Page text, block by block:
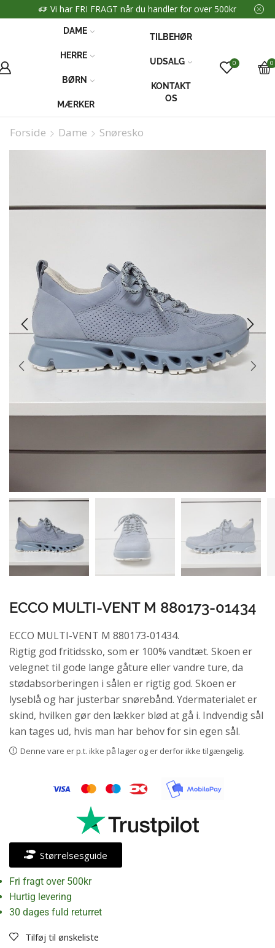
Vi har FRI FRAGT når du handler for over 500kr
DAME
HERRE
BØRN
MÆRKER
TILBEHØR
UDSALG
KONTAKT
OS
0 0
Forside Dame Snøresko
ECCO MULTI-VENT M 880173-01434
ECCO MULTI-VENT M 880173-01434.
Rigtig god fritidssko, som er 100% vandtæt. Skoen er
velegnet til gode lange gåture eller vandre ture, da
stødabsorberingen i sålen er rigtig god. Skoen er
lyseblå og har justerbar snørebånd. Ydermaterialet er
skind, hvilken gør den lækker blød at gå i. Indvendig sål
kan tages ud, hvis man har behov for sin egen sål.
Denne vare er p.t. ikke på lager og er derfor ikke tilgængelig.
Størrelsesguide
Fri fragt over 500kr
Hurtig levering
30 dages fuld returret
Tilføj til ønskeliste